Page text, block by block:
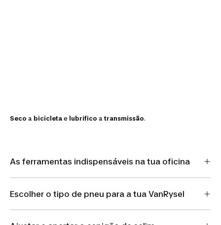
Seco a bicicleta e lubrifico atransmissão.
As ferramentas indispensáveis na tua oficina
Escolher o tipo de pneu para a tua VanRysel